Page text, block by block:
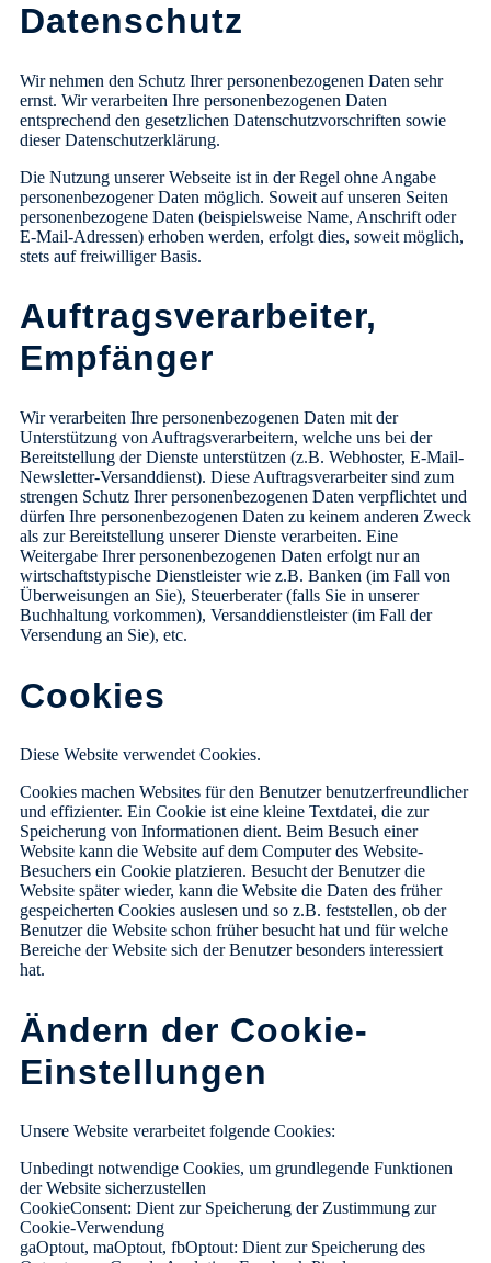
Datenschutz
Wir nehmen den Schutz Ihrer personenbezogenen Daten sehr
ernst. Wir verarbeiten Ihre personenbezogenen Daten
entsprechend den gesetzlichen Datenschutzvorschriften sowie
dieser Datenschutzerklärung.
Die Nutzung unserer Webseite ist in der Regel ohne Angabe
personenbezogener Daten möglich. Soweit auf unseren Seiten
personenbezogene Daten (beispielsweise Name, Anschrift oder
E-Mail-Adressen) erhoben werden, erfolgt dies, soweit möglich,
stets auf freiwilliger Basis.
Auftragsverarbeiter,
Empfänger
Wir verarbeiten Ihre personenbezogenen Daten mit der
Unterstützung von Auftragsverarbeitern, welche uns bei der
Bereitstellung der Dienste unterstützen (z.B. Webhoster, E-Mail-
Newsletter-Versanddienst). Diese Auftragsverarbeiter sind zum
strengen Schutz Ihrer personenbezogenen Daten verpflichtet und
dürfen Ihre personenbezogenen Daten zu keinem anderen Zweck
als zur Bereitstellung unserer Dienste verarbeiten. Eine
Weitergabe Ihrer personenbezogenen Daten erfolgt nur an
wirtschaftstypische Dienstleister wie z.B. Banken (im Fall von
Überweisungen an Sie), Steuerberater (falls Sie in unserer
Buchhaltung vorkommen), Versanddienstleister (im Fall der
Versendung an Sie), etc.
Cookies
Diese Website verwendet Cookies.
Cookies machen Websites für den Benutzer benutzerfreundlicher
und effizienter. Ein Cookie ist eine kleine Textdatei, die zur
Speicherung von Informationen dient. Beim Besuch einer
Website kann die Website auf dem Computer des Website-
Besuchers ein Cookie platzieren. Besucht der Benutzer die
Website später wieder, kann die Website die Daten des früher
gespeicherten Cookies auslesen und so z.B. feststellen, ob der
Benutzer die Website schon früher besucht hat und für welche
Bereiche der Website sich der Benutzer besonders interessiert
hat.
Ändern der Cookie-
Einstellungen
Unsere Website verarbeitet folgende Cookies:
Unbedingt notwendige Cookies, um grundlegende Funktionen
der Website sicherzustellen
CookieConsent: Dient zur Speicherung der Zustimmung zur
Cookie-Verwendung
gaOptout, maOptout, fbOptout: Dient zur Speicherung des